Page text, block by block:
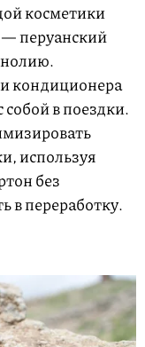
косметики
— перуанский
кондиционера
собой в поездки.
используя
без
в переработку.